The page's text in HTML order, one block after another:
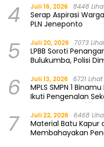
4 Juli 16, 2026 8448
Serap Aspirasi
PLN Jeneponto
5 Juli 20, 2026 7073
LPBB Soroti
Bulukumba, Polisi
6 Juli 13, 2026 6721 Lihat
MPLS SMPN 1
Ikuti Pengenalan
7 Juli 22, 2026 6468
Material Batu Kapur
Membahayakan